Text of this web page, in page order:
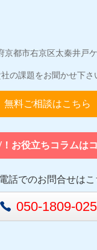
都市右京区太秦井戸
の課題をお聞かせ下さ
無料ご相談はこちら
お役立ちコラムは
話でのお問合せはこ
050-1809-